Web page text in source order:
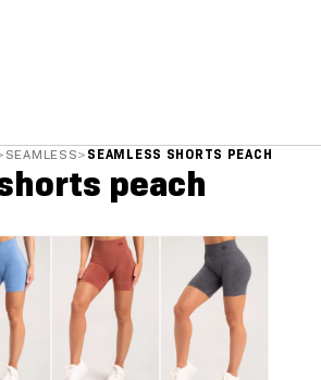
SEAMLESS> SEAMLESS SHORTS PEACH
peach